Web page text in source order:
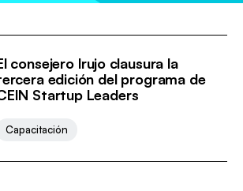
consejero Irujo clausura la
edición del programa de
Startup Leaders
Capacitación